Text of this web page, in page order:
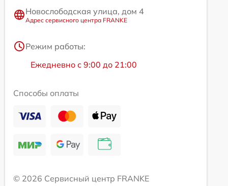
Новослободская улица, дом 4
Адрес сервисного центра FRANKE
Режим работы:
Ежедневно с 9:00 до 21:00
Способы оплаты
© 2026 Сервисный центр FRANKE